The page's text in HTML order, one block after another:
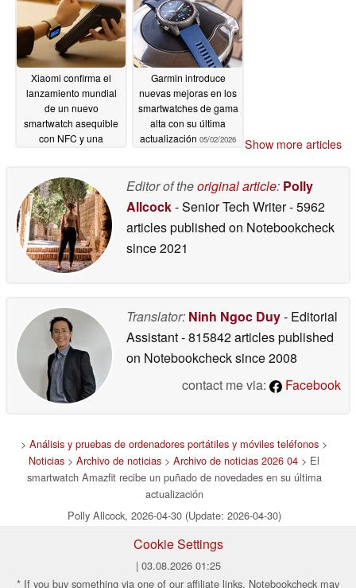
Xiaomi confirma el
lanzamiento mundial
de un nuevo
smartwatch asequible
con NFC y una
Garmin introduce
nuevas mejoras en los
smartwatches de gama
alta con su última
actualización 05/02/2026 Show more articles
Editor of theoriginal article: Polly
Allcock- Senior Tech Writer- 5962
articles published on Notebookcheck
since 2021
Translator: Ninh Ngoc Duy- Editorial
Assistant- 815842 articles published
on Notebookchecksince 2008
contact me via:
Facebook
> Análisis y pruebas de ordenadores portátiles y móviles teléfonos >
Noticias > Archivo de noticias > Archivo de noticias 2026 04 > El
smartwatch Amazfit recibe un puñado de novedades en su última
actualización
Polly Allcock, 2026-04-30 (Update: 2026-04-30)
Cookie Settings
| 03.08.2026 01:25
* If you buy something via one of our affiliate links, Notebookcheck may